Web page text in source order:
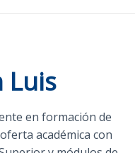
Luis
en formación de
académica con